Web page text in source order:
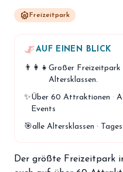
celebration
hiking Abenteuer
Unterkünfte
menu_book Guides
map Karte
attractions Freizeitpark
AUF EINEN BLICK
👨‍👩‍👧 Großer
Altersklassen.
✨Über 60 Attraktionen ·
Events
🎯alle Altersklassen ·
Der größte Freizeitpark